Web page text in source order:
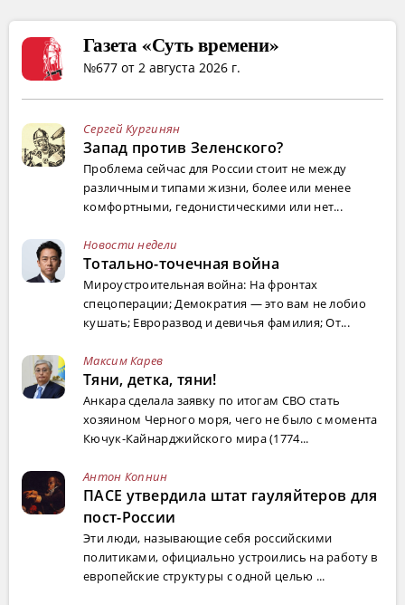
Газета «Суть времени»
№677 от 2 августа 2026 г.
Сергей Кургинян
Запад против Зеленского?
Проблема сейчас для России стоит не между
различными типами жизни, более или менее
комфортными, гедонистическими или нет...
Новости недели
Тотально-точечная война
Мироустроительная война: На фронтах
спецоперации; Демократия — это вам не лобио
кушать; Евроразвод и девичья фамилия; От...
Максим Карев
Тяни, детка, тяни!
Анкара сделала заявку по итогам СВО стать
хозяином Черного моря, чего не было с момента
Кючук-Кайнарджийского мира (1774...
Антон Копнин
ПАСЕ утвердила штат гауляйтеров для
пост-России
Эти люди, называющие себя российскими
политиками, официально устроились на работу в
европейские структуры с одной целью ...